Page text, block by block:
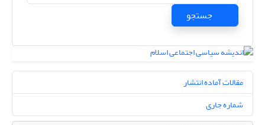
جستجو
مقالات آماده انتشار
شماره جاری